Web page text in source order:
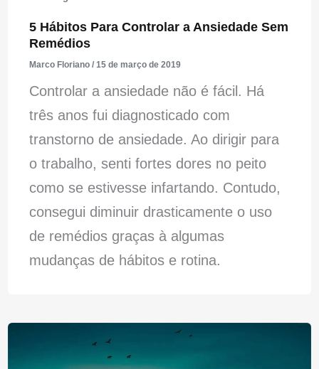
5 Hábitos Para Controlar a Ansiedade Sem
Remédios
Marco Floriano / 15 de março de 2019
Controlar a ansiedade não é fácil. Há
três anos fui diagnosticado com
transtorno de ansiedade. Ao dirigir para
o trabalho, senti fortes dores no peito
como se estivesse infartando. Contudo,
consegui diminuir drasticamente o uso
de remédios graças à algumas
mudanças de hábitos e rotina.